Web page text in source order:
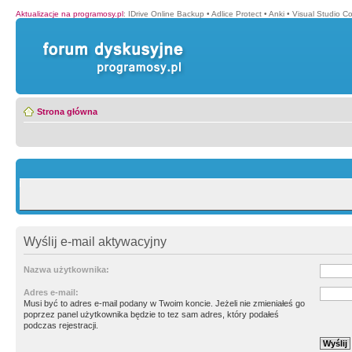
Aktualizacje na programosy.pl: IDrive Online Backup • Adlice Protect • Anki • Visual Studio
Strona główna
Wyślij e-mail aktywacyjny
Nazwa użytkownika:
Adres e-mail:
Musi być to adres e-mail podany w Twoim koncie. Jeżeli nie zmieniałeś go
poprzez panel użytkownika będzie to tez sam adres, który podałeś
podczas rejestracji.